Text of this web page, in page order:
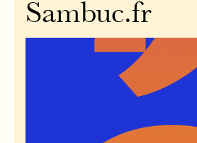
Sambuc.fr